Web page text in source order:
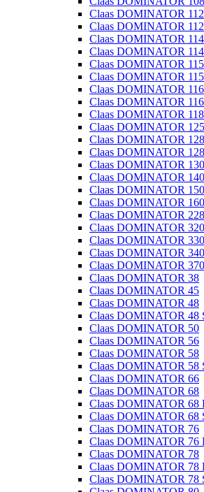
Claas DOMINATOR 112
Claas DOMINATOR
Claas DOMINATOR 114
Claas DOMINATOR
Claas DOMINATOR 115
Claas DOMINATOR
Claas DOMINATOR 116
Claas DOMINATOR
Claas DOMINATOR 118
Claas DOMINATOR 125
Claas DOMINATOR 128
Claas DOMINATOR
Claas DOMINATOR 130
Claas DOMINATOR 140
Claas DOMINATOR 150
Claas DOMINATOR 160
Claas DOMINATOR 228
Claas DOMINATOR 320
Claas DOMINATOR 330
Claas DOMINATOR 340
Claas DOMINATOR 370
Claas DOMINATOR 38
Claas DOMINATOR 45
Claas DOMINATOR 48
Claas DOMINATOR 48
Claas DOMINATOR 50
Claas DOMINATOR 56
Claas DOMINATOR 58
Claas DOMINATOR 58
Claas DOMINATOR 66
Claas DOMINATOR 68
Claas DOMINATOR 68
Claas DOMINATOR 68
Claas DOMINATOR 76
Claas DOMINATOR 76
Claas DOMINATOR 78
Claas DOMINATOR 78
Claas DOMINATOR 78